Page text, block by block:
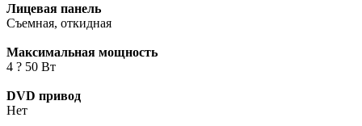
Лицевая панель
Съемная, откидная
Максимальная мощность
4 ? 50 Вт
DVD привод
Нет